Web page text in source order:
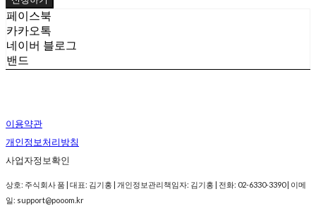
페이스북
카카오톡
네이버 블로그
밴드
이용약관
개인정보처리방침
사업자정보확인
상호: 주식회사 품 | 대표: 김기홍 | 개인정보관리책임자: 김기홍 | 전화: 02-6330-3390 | 이메
일: support@pooom.kr